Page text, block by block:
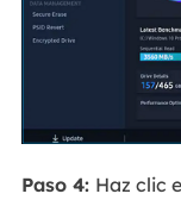
Paso 4: Haz clic